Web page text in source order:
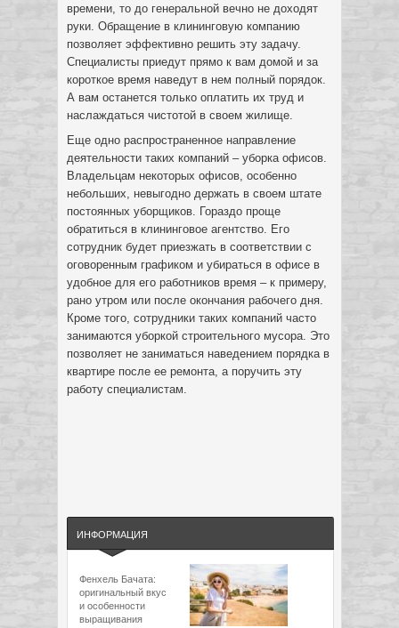
времени, то до генеральной вечно не доходят
руки. Обращение в клининговую компанию
позволяет эффективно решить эту задачу.
Специалисты приедут прямо к вам домой и за
короткое время наведут в нем полный порядок.
А вам останется только оплатить их труд и
наслаждаться чистотой в своем жилище.
Еще одно распространенное направление
деятельности таких компаний – уборка офисов.
Владельцам некоторых офисов, особенно
небольших, невыгодно держать в своем штате
постоянных уборщиков. Гораздо проще
обратиться в клининговое агентство. Его
сотрудник будет приезжать в соответствии с
оговоренным графиком и убираться в офисе в
удобное для его работников время – к примеру,
рано утром или после окончания рабочего дня.
Кроме того, сотрудники таких компаний часто
занимаются уборкой строительного мусора. Это
позволяет не заниматься наведением порядка в
квартире после ее ремонта, а поручить эту
работу специалистам.
ИНФОРМАЦИЯ
Фенхель Бачата:
оригинальный вкус
и особенности
выращивания